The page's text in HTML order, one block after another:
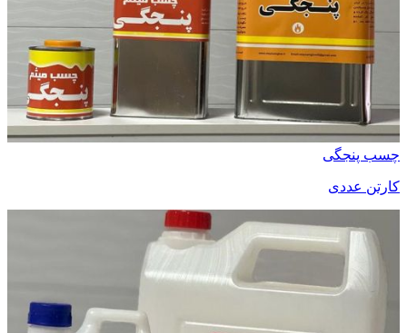
چسب پنجگی
کارتن عددی